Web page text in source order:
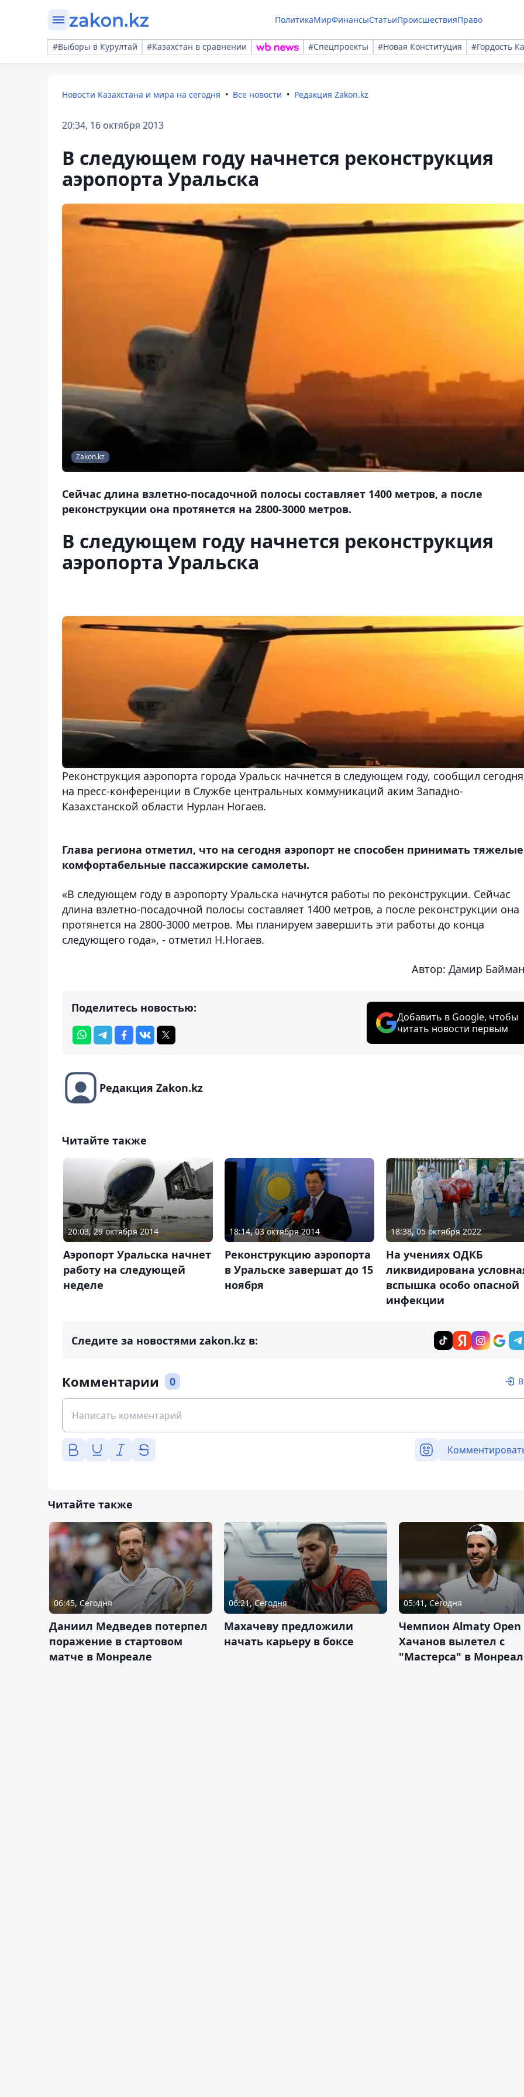
ПолитикаМирФинансыСтатьиПроисшествияПраво
#Выборы в Курултай #Казахстан в сравнении #Спецпроекты #Новая Конституция #Гордость
Новости Казахстана и мира на сегодня Все новости Редакция Zakon.kz
20:34, 16 октября 2013
В следующем году начнется реконструкция
аэропорта Уральска
Zakon.kz
Сейчас длина взлетно-посадочной полосы составляет 1400 метров, а после
реконструкции она протянется на 2800-3000 метров.
В следующем году начнется реконструкция
аэропорта Уральска
Реконструкция аэропорта города Уральск начнется в следующем году, сообщил сегодня
на пресс-конференции в Службе центральных коммуникаций аким Западно-
Казахстанской области Нурлан Ногаев.
Глава региона отметил, что на сегодня аэропорт не способен принимать тяжелые
комфортабельные пассажирские самолеты.
«В следующем году в аэропорту Уральска начнутся работы по реконструкции. Сейчас
длина взлетно-посадочной полосы составляет 1400 метров, а после реконструкции она
протянется на 2800-3000 метров. Мы планируем завершить эти работы до конца
следующего года», - отметил Н.Ногаев.
Автор: Дамир
Поделитесь новостью:
Добавить в Google, чтобы
читать новости первым
Редакция Zakon.kz
Читайте также
20:03, 29 октября 2014
Аэропорт Уральска начнет
работу на следующей
неделе
18:14, 03 октября 2014
Реконструкцию аэропорта
в Уральске завершат до 15
ноября
18:38, 05 октября 2022
На учениях ОДКБ
ликвидирована
вспышка особо опасной
инфекции
Следите за новостями zakon.kz в:
Комментарии 0
Читайте также
06:45, Сегодня
Даниил Медведев потерпел
поражение в стартовом
матче в Монреале
06:21, Сегодня
Махачеву предложили
начать карьеру в боксе
05:41, Сегодня
Чемпион Almaty Open
Хачанов вылетел с
"Мастерса" в